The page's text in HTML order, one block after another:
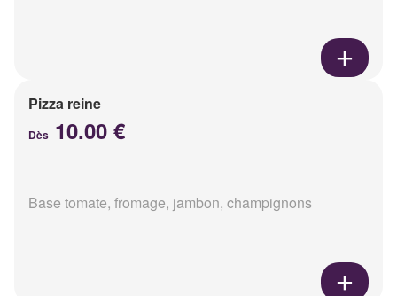
Pizza reine
Dès 10.00 €
Base tomate, fromage, jambon, champignons